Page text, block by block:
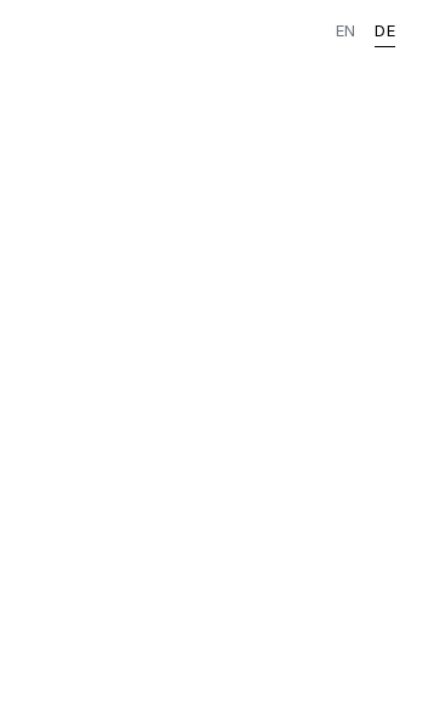
EN DE